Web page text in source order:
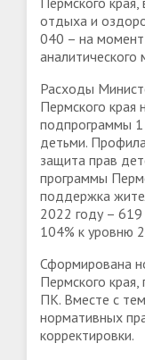
отдыха и
040 – на момент
аналитического
Расходы
Пермского края
подпрограммы
детьми.
защита прав
программы
поддержка
2022 году – 619
104% к уровню
Сформирована
Пермского
ПК. Вместе с
нормативных
корректировки.